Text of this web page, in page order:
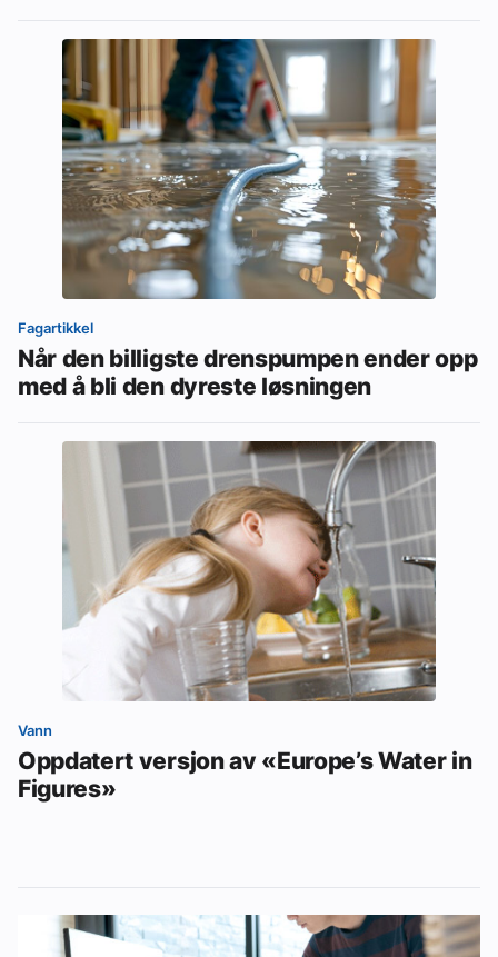
Fagartikkel
Når den billigste drenspumpen ender opp
med å bli den dyreste løsningen
Vann
Oppdatert versjon av «Europe’s Water in
Figures»